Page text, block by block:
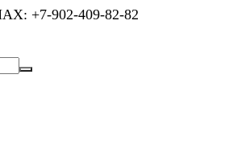
+7-902-409-82-82